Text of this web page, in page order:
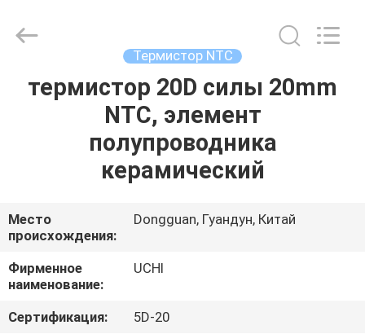
ДОМ
ПРОДУКТЫ
VR
О
НАС
Electronics
Co.,Ltd.
Термистор NTC
термистор 20D силы 20mm
NTC, элемент
полупроводника
керамический
Место
происхождения:
Dongguan, Гуандун, Китай
Фирменное
наименование:
UCHI
Сертификация:
5D-20